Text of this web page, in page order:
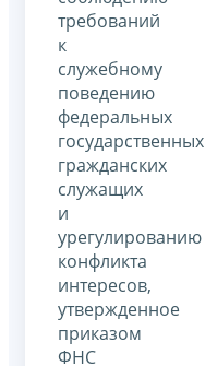
требований
к
служебному
поведению
федеральных
государственных
гражданских
служащих
и
урегулированию
конфликта
интересов,
утвержденное
приказом
ФНС